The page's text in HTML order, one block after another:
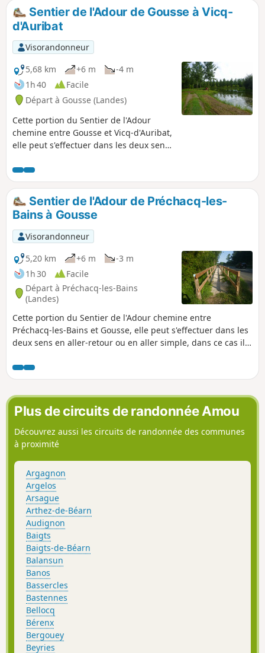
Sentier de l'Adour de Gousse à Vicq-
d'Auribat
Visorandonneur
5,68 km
+6 m
-4 m
1h 40
Facile
Départ à Gousse (Landes)
Cette portion du Sentier de l'Adour
chemine entre Gousse et Vicq-d'Auribat,
elle peut s'effectuer dans les deux sens
ce cas il est nécessaire de s'organiser à
deux véhicules.
Sentier de l'Adour de Préchacq-les-
Bains à Gousse
Visorandonneur
5,20 km
+6 m
-3 m
1h 30
Facile
Départ à Préchacq-les-Bains
(Landes)
Cette portion du Sentier de l'Adour chemine entre
Préchacq-les-Bains et Gousse, elle peut s'effectuer dans les
deux sens en aller-retour ou en aller simple, dans ce cas il
Plus de circuits de randonnée Amou
Découvrez aussi les circuits de randonnée des communes
à proximité
Argagnon
Argelos
Arsague
Arthez-de-Béarn
Audignon
Baigts
Baigts-de-Béarn
Balansun
Banos
Bassercles
Bastennes
Bellocq
Bérenx
Bergouey
Beyries